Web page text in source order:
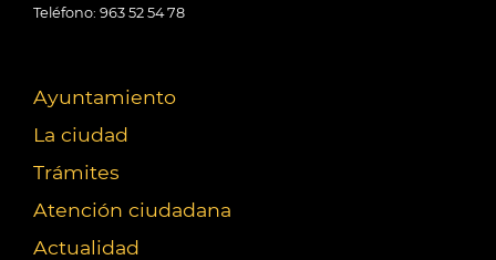
Teléfono: 963 52 54 78
Ayuntamiento
La ciudad
Trámites
Atención ciudadana
Actualidad